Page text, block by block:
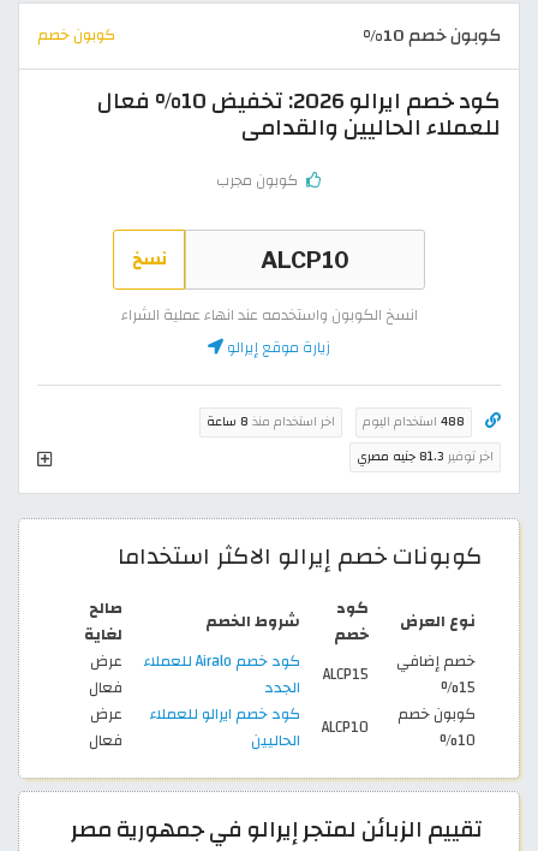
كوبون خصم 10% كوبون خصم
كود خصم ايرالو 2026: تخفيض 10% فعال
للعملاء الحاليين والقدامى
كوبون مجرب
نسخ
انسخ الكوبون واستخدمه عند انهاء عملية الشراء
زيارة موقع إيرالو
488 استخدام اليوم اخر استخدام منذ 8 ساعة
اخر توفير 81.3 جنيه مصري
كوبونات خصم إيرالو الاكثر استخداما
نوع العرض
كود
خصم
شروط الخصم
صالح
لغاية
خصم إضافي
15%
ALCP15
كود خصم Airalo للعملاء
الجدد
عرض
فعال
كوبون خصم
10%
ALCP10
كود خصم ايرالو للعملاء
الحاليين
عرض
فعال
تقييم الزبائن لمتجر إيرالو في جمهورية مصر